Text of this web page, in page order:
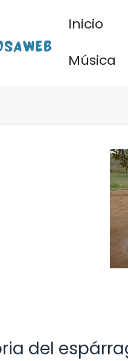
Inicio
Música
del